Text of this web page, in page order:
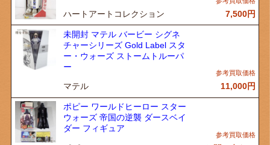
ハートアートコレクション 7,500円
未開封 マテル バービー シグネ
チャーシリーズ Gold Label スタ
ー・ウォーズ ストームトルーパ
ー
マテル 11,000円
ポピー ワールドヒーロー スター
ウォーズ 帝国の逆襲 ダースベイ
ダー フィギュア